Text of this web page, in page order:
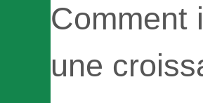
Comment
une